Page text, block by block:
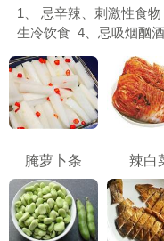
1、 忌辛辣、刺激性食
生冷饮食 4、忌吸烟酗酒
腌萝卜条 辣白